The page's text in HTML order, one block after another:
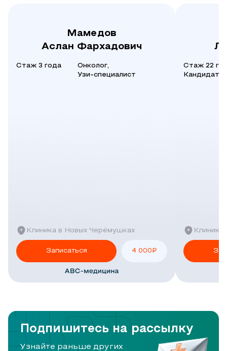
Мамедов
Аслан Фархадович
Стаж 3 года
Онколог,
Узи-специалист
Клиника в Новых Черёмушках
Записаться 4 000₽
Стаж 22
Кандидат
Подпишитесь на рассылку
Узнайте раньше других